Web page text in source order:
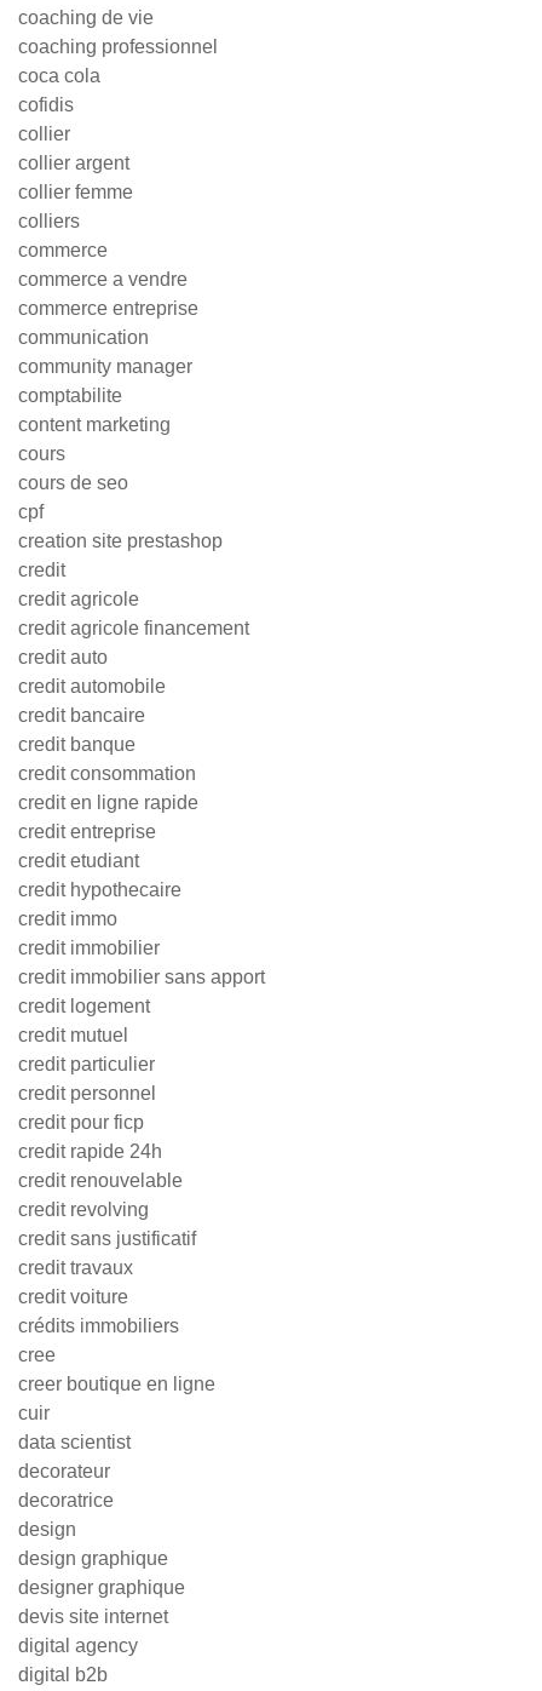
coaching de vie
coaching professionnel
coca cola
cofidis
collier
collier argent
collier femme
colliers
commerce
commerce a vendre
commerce entreprise
communication
community manager
comptabilite
content marketing
cours
cours de seo
cpf
creation site prestashop
credit
credit agricole
credit agricole financement
credit auto
credit automobile
credit bancaire
credit banque
credit consommation
credit en ligne rapide
credit entreprise
credit etudiant
credit hypothecaire
credit immo
credit immobilier
credit immobilier sans apport
credit logement
credit mutuel
credit particulier
credit personnel
credit pour ficp
credit rapide 24h
credit renouvelable
credit revolving
credit sans justificatif
credit travaux
credit voiture
crédits immobiliers
cree
creer boutique en ligne
cuir
data scientist
decorateur
decoratrice
design
design graphique
designer graphique
devis site internet
digital agency
digital b2b